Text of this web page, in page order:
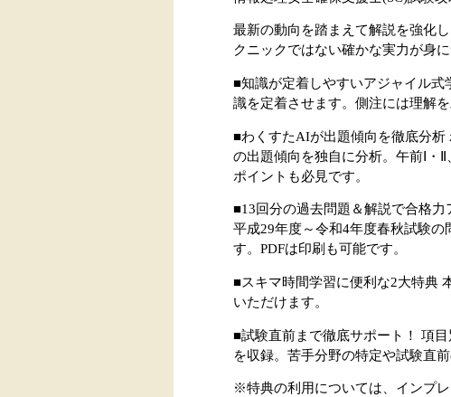
最新の動向を踏まえて解説を強化
クニックではない確かな実力が身に
■知識が定着しやすいアジャイル
識を定着させます。側注には理解
■わくすたAIが出題傾向を徹底分
の出題傾向を独自に分析。午前Ⅰ・
ポイントも必見です。
■13回分の過去問題＆解説で合格
平成29年度～令和4年度春秋試験の
す。PDFは印刷も可能です。
■スキマ時間学習に便利な2大特典
いただけます。
■試験直前まで徹底サポート！ 項
を収録。苦手分野の特定や試験直
※特典の利用については、インプ